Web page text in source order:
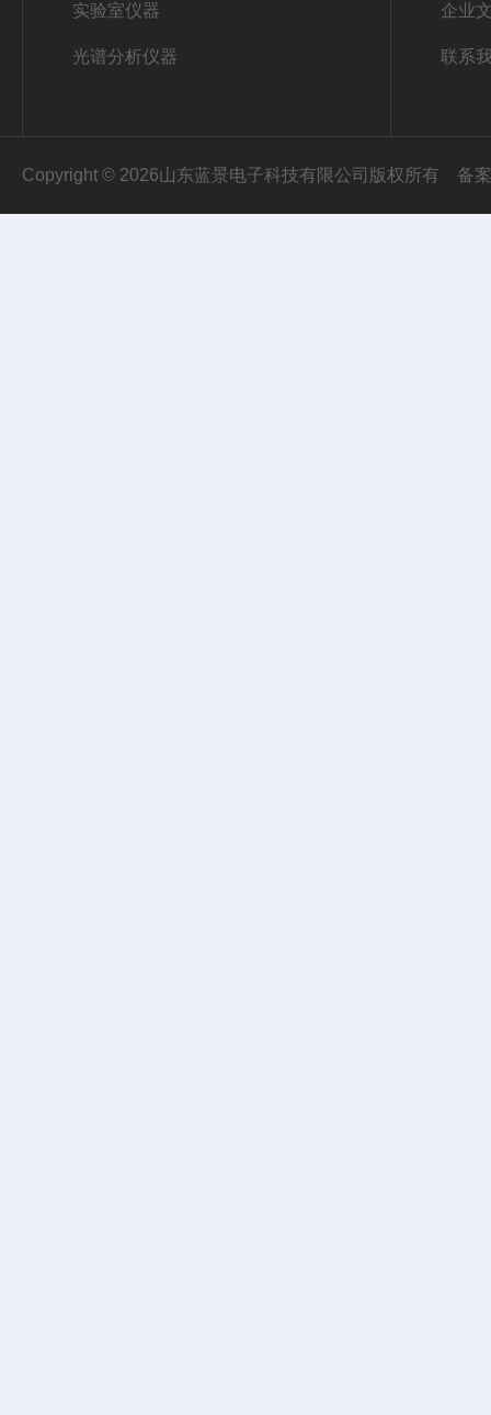
实验室仪器
光谱分析仪器
企业
联系
Copyright © 2026山东蓝景电子科技有限公司版权所有 备